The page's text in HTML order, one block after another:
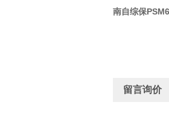
南自综保
留言询价